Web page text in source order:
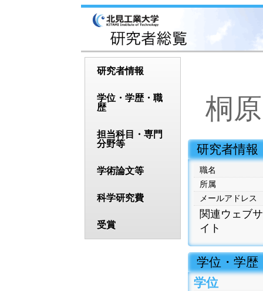
研究者情報
学位・学歴・職
歴
担当科目・専門
分野等
学術論文等
科学研究費
受賞
桐
研究者情報
職名
所属
メールアドレス
関連ウェブサ
イト
学位・学歴
学位